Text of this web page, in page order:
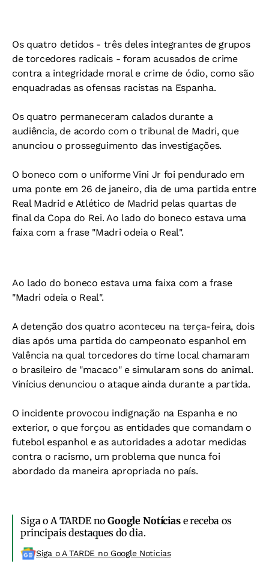
Os quatro detidos - três deles integrantes de grupos
de torcedores radicais - foram acusados de crime
contra a integridade moral e crime de ódio, como são
enquadradas as ofensas racistas na Espanha.
Os quatro permaneceram calados durante a
audiência, de acordo com o tribunal de Madri, que
anunciou o prosseguimento das investigações.
O boneco com o uniforme Vini Jr foi pendurado em
uma ponte em 26 de janeiro, dia de uma partida entre
Real Madrid e Atlético de Madrid pelas quartas de
final da Copa do Rei. Ao lado do boneco estava uma
faixa com a frase "Madri odeia o Real".
Ao lado do boneco estava uma faixa com a frase
"Madri odeia o Real".
A detenção dos quatro aconteceu na terça-feira, dois
dias após uma partida do campeonato espanhol em
Valência na qual torcedores do time local chamaram
o brasileiro de "macaco" e simularam sons do animal.
Vinícius denunciou o ataque ainda durante a partida.
O incidente provocou indignação na Espanha e no
exterior, o que forçou as entidades que comandam o
futebol espanhol e as autoridades a adotar medidas
contra o racismo, um problema que nunca foi
abordado da maneira apropriada no país.
Siga o A TARDE noGoogle Notíciase receba os
principais destaques do dia.
Siga o A TARDE no Google Noticias